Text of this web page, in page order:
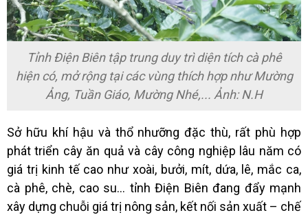
Tỉnh Điện Biên tập trung duy trì diện tích cà phê
hiện có, mở rộng tại các vùng thích hợp như Mường
Ảng, Tuần Giáo, Mường Nhé,... Ảnh: N.H
Sở hữu khí hậu và thổ nhưỡng đặc thù, rất phù hợp
phát triển cây ăn quả và cây công nghiệp lâu năm có
giá trị kinh tế cao như xoài, bưởi, mít, dứa, lê, mắc ca,
cà phê, chè, cao su… tỉnh Điện Biên đang đẩy mạnh
xây dựng chuỗi giá trị nông sản, kết nối sản xuất – chế